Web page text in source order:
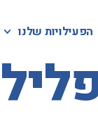
הפעילויות שלנו
הפעילויות שלנו